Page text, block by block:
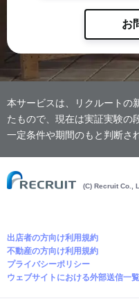
お
本サービスは、リクルートの
たもので、現在は実証実験の
一定条件や期間のもと判断さ
(C) Recruit Co.,
出店者の方向け利用規約
不動産の方向け利用規約
プライバシーポリシー
ウェブサイトにおける外部送信一覧